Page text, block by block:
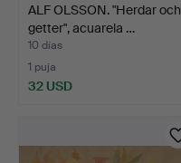
ALF OLSSON. "Herdar och
getter", acuarela …
10 días
1 puja
32 USD